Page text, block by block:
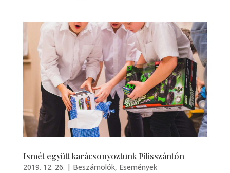
Ismét együtt karácsonyoztunk Pilisszántón
2019. 12. 26. | Beszámolók, Események